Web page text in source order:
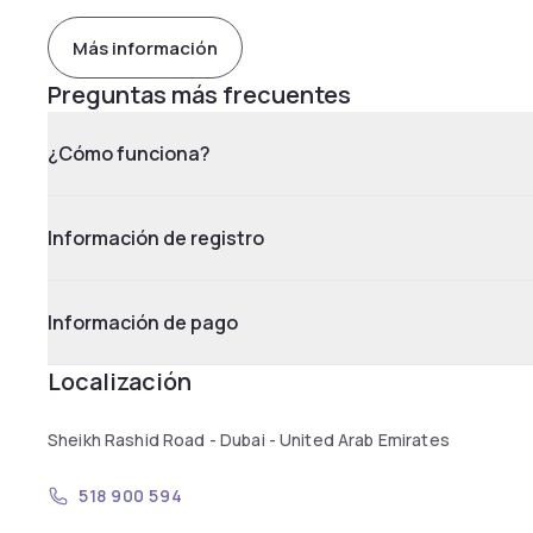
Más información
Preguntas más frecuentes
¿Cómo funciona?
Información de registro
Información de pago
Localización
Sheikh Rashid Road - Dubai - United Arab Emirates
518 900 594